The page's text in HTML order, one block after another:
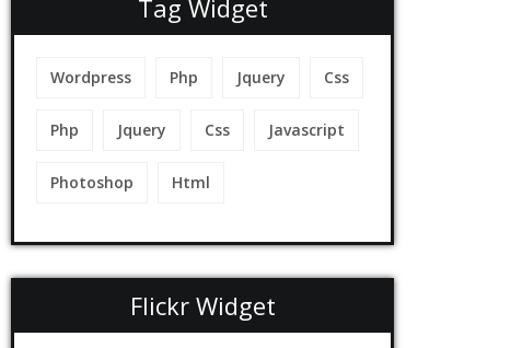
Tag Widget
Wordpress Php Jquery Css
Php Jquery Css Javascript
Photoshop Html
Flickr Widget